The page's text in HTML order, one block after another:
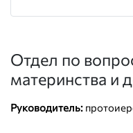
Отдел по
материнства и
Руководитель: